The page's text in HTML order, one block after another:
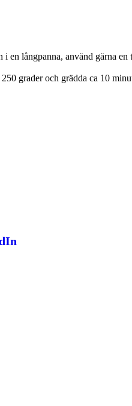
en långpanna, använd gärna
grader och grädda ca 10